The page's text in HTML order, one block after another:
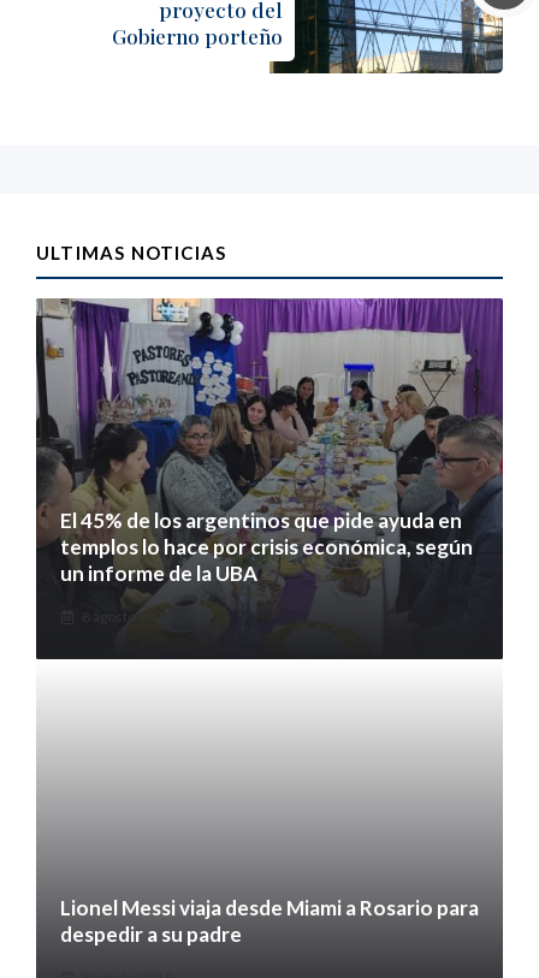
proyecto del
Gobierno porteño
ULTIMAS NOTICIAS
El 45% de los argentinos que pide ayuda en
templos lo hace por crisis económica, según
un informe de la UBA
8 agosto 2026
Lionel Messi viaja desde Miami a Rosario para
despedir a su padre